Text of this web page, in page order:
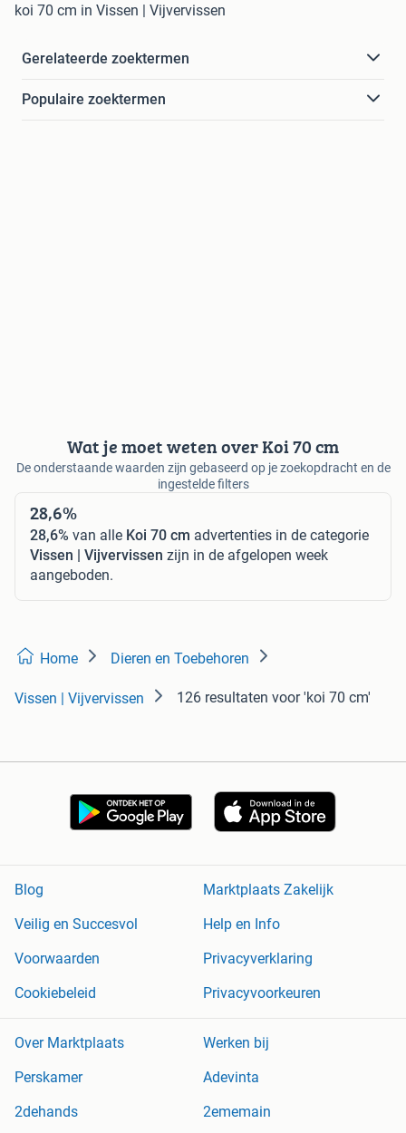
koi 70 cm in Vissen | Vijvervissen
Gerelateerde zoektermen
Populaire zoektermen
Wat je moet weten over Koi 70 cm
De onderstaande waarden zijn gebaseerd op je zoekopdracht en de
ingestelde filters
28,6%
28,6% van alle Koi 70 cm advertenties in de categorie
Vissen | Vijvervissen zijn in de afgelopen week
aangeboden.
Home Dieren en Toebehoren
Vissen | Vijvervissen 126 resultaten voor 'koi 70 cm'
Blog
Marktplaats Zakelijk
Veilig en Succesvol
Help en Info
Voorwaarden
Privacyverklaring
Cookiebeleid
Privacyvoorkeuren
Over Marktplaats
Werken bij
Perskamer
Adevinta
2dehands
2ememain